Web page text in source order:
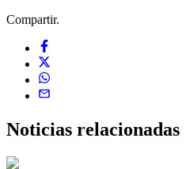
Compartir.
Noticias relacionadas